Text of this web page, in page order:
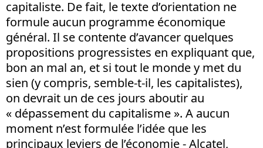
capitaliste. De fait, le texte d’orientation ne
formule aucun programme économique
général. Il se contente d’avancer quelques
propositions progressistes en expliquant que,
bon an mal an, et si tout le monde y met du
sien (y compris, semble-t-il, les capitalistes),
on devrait un de ces jours aboutir au
« dépassement du capitalisme ». A aucun
moment n’est formulée l’idée que les
principaux leviers de l’économie - Alcatel,